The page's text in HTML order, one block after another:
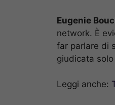
Eugenie
network. È
far parlare di
giudicata
Leggi anche: